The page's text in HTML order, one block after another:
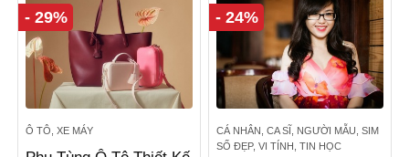
- 29%
Ô TÔ, XE MÁY
- 24%
CÁ NHÂN, CA SĨ, NGƯỜI MẪU, SIM
SỐ ĐẸP, VI TÍNH, TIN HỌC